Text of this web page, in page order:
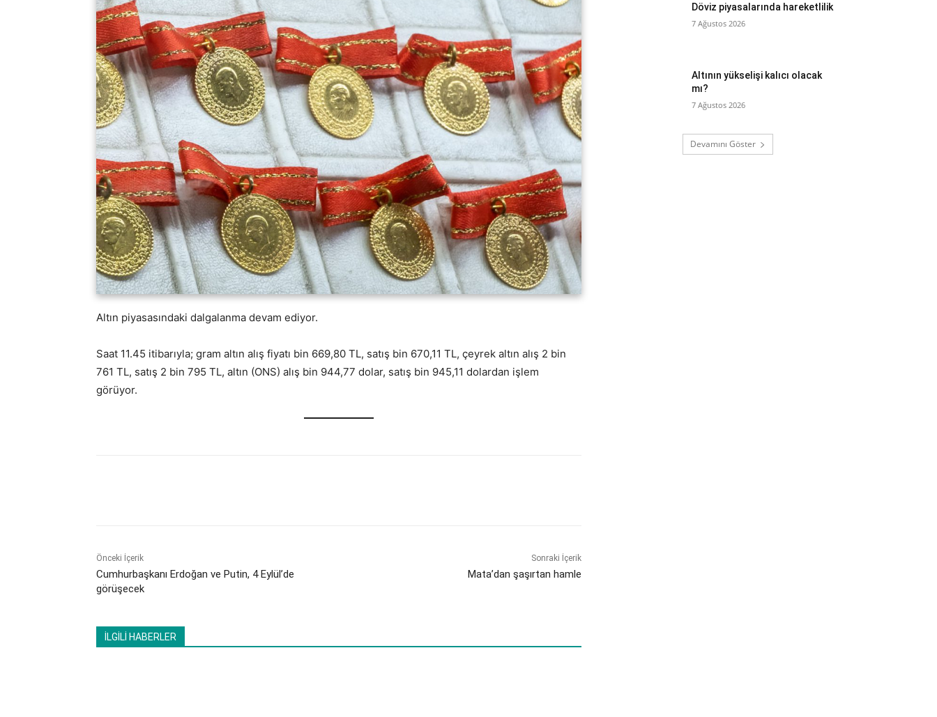
Altın piyasasındaki dalgalanma devam ediyor.
Saat 11.45 itibarıyla; gram altın alış fiyatı bin 669,80 TL, satış bin 670,11 TL, çeyrek altın alış 2 bin
761 TL, satış 2 bin 795 TL, altın (ONS) alış bin 944,77 dolar, satış bin 945,11 dolardan işlem
görüyor.
Önceki İçerik
Cumhurbaşkanı Erdoğan ve Putin, 4 Eylül’de
görüşecek
Sonraki İçerik
Mata’dan şaşırtan hamle
İLGİLİ HABERLER
Döviz piyasalarında hareketlilik
7 Ağustos 2026
Altının yükselişi kalıcı olacak
mı?
7 Ağustos 2026
Devamını Göster